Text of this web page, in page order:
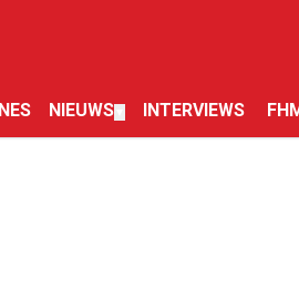
NIEUWS INTERVIEWS